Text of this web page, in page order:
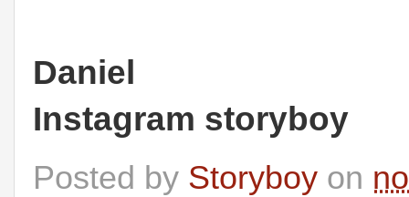
Daniel
Instagram storyboy
Posted by Storyboy on